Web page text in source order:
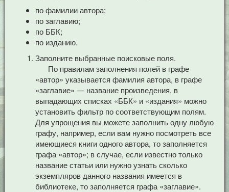
по фамилии автора;
по заглавию;
по ББК;
по изданию.
Заполните выбранные поисковые поля.
По правилам заполнения полей в графе
«автор» указывается фамилия автора, в графе
«заглавие» — название произведения, в
выпадающих списках «ББК» и «издания» можно
установить фильтр по соответствующим полям.
Для упрощения вы можете заполнить одну любую
графу, например, если вам нужно посмотреть все
имеющиеся книги одного автора, то заполняется
графа «автор»; в случае, если известно только
название статьи или нужно узнать сколько
экземпляров данного названия имеется в
библиотеке, то заполняется графа «заглавие».